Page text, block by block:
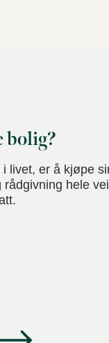
bolig?
livet, er å kjøpe
hele